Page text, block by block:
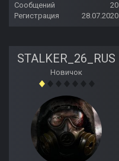
Сообщений
20
Регистрация
28.07.2020
STALKER_26_RUS
Новичок